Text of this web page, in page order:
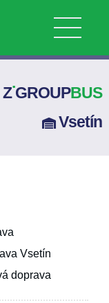
Z
.
GROUPBUS
Vsetín
Vsetín
doprava